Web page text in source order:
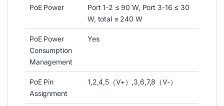
PoE Power
Port 1-2 ≤ 90 W, Port 3-16 ≤ 30
W, total ≤ 240 W
PoE Power
Consumption
Management
Yes
PoE Pin
Assignment
1,2,4,5（V+）,3,6,7,8（V-）